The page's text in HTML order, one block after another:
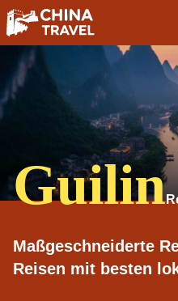
Guilin
Maßgeschneiderte
Reisen mit besten